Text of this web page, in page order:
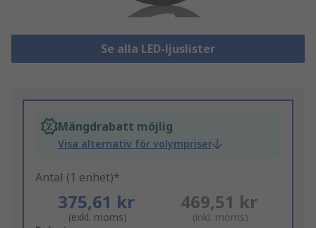
Se alla LED-ljuslister
Mängdrabatt möjlig
Visa alternativ för volympriser
Antal (1 enhet)*
375,61 kr
(exkl. moms)
469,51 kr
(inkl. moms)